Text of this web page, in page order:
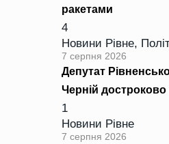
ракетами
4
Новини Рівне,
7 серпня 2026
Депутат
Черній
1
Новини Рівне
7 серпня 2026